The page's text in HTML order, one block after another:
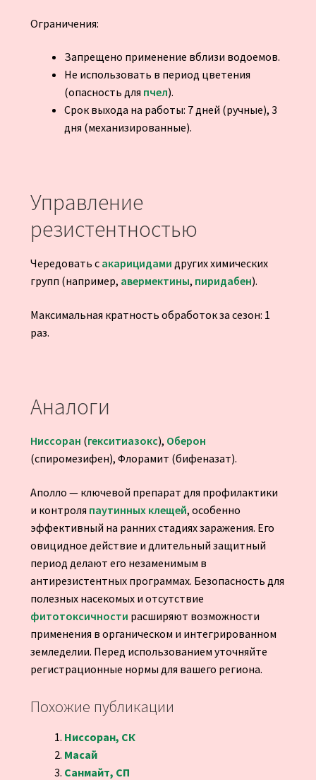
Ограничения:
Запрещено применение вблизи водоемов.
Не использовать в период цветения
(опасность для пчел).
Срок выхода на работы: 7 дней (ручные), 3
дня (механизированные).
Управление
резистентностью
Чередовать с акарицидами других химических
групп (например, авермектины, пиридабен).
Максимальная кратность обработок за сезон: 1
раз.
Аналоги
Ниссоран (гекситиазокс), Оберон
(спиромезифен), Флорамит (бифеназат).
Аполло — ключевой препарат для профилактики
и контроля паутинных клещей, особенно
эффективный на ранних стадиях заражения. Его
овицидное действие и длительный защитный
период делают его незаменимым в
антирезистентных программах. Безопасность для
полезных насекомых и отсутствие
фитотоксичности расширяют возможности
применения в органическом и интегрированном
земледелии. Перед использованием уточняйте
регистрационные нормы для вашего региона.
Похожие публикации
Ниссоран, СК
Масай
Санмайт, СП